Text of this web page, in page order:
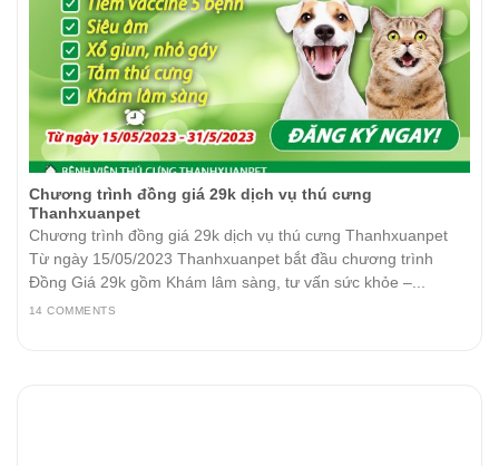
Chương trình đồng giá 29k dịch vụ thú cưng
Thanhxuanpet
Chương trình đồng giá 29k dịch vụ thú cưng Thanhxuanpet
Từ ngày 15/05/2023 Thanhxuanpet bắt đầu chương trình
Đồng Giá 29k gồm Khám lâm sàng, tư vấn sức khỏe –...
14 COMMENTS